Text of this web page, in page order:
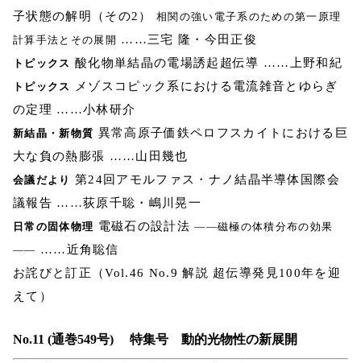
子状態の解明（その2） 相関の強い電子系のための第一原理
計算手法とその展開 ……三宅 隆・今田正俊
トピックス 酸化物単結晶の電場誘起超伝導 ……上野和紀
トピックス
メゾスコピック系における電流雑音とゆらぎ
の定理 ……小林研介
新結晶・新物質 異常高原子価鉄ペロフスカイトにおける巨
大な負の熱膨張 ……山田幾也
会議だより 第24回アモルファス・ナノ結晶半導体国際会
議報告 ……荻原千聡・嶋川晃一
日常の固体物理 電磁石の設計法――磁極の体積分布の効果
―― ……近角聡信
お詫びと訂正（Vol.46 No.9 解説 超伝導発見100年を迎
えて）
No.11 (通巻549号) 特集号 動的光物性の新展開